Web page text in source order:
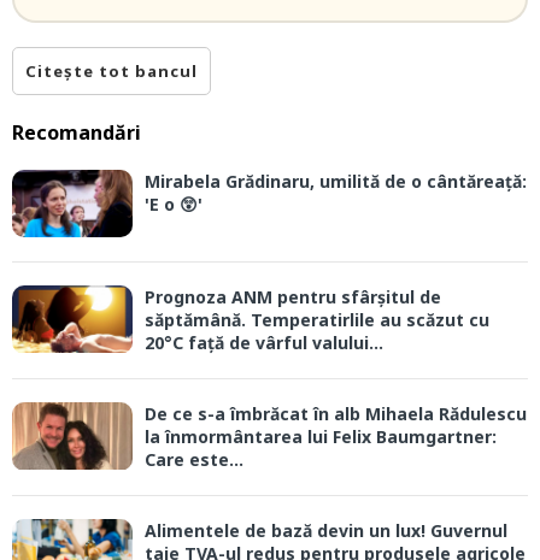
Citește tot bancul
Recomandări
Mirabela Grădinaru, umilită de o cântăreață:
'E o 😲'
Prognoza ANM pentru sfârșitul de
săptămână. Temperatirlile au scăzut cu
20°C față de vârful valului...
De ce s-a îmbrăcat în alb Mihaela Rădulescu
la înmormântarea lui Felix Baumgartner:
Care este...
Alimentele de bază devin un lux! Guvernul
taie TVA-ul redus pentru produsele agricole